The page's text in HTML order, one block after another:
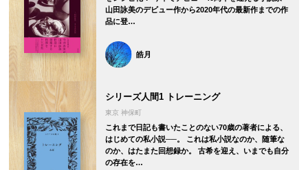
山田詠美のデビュー作から2020年代の最新作までの作
品に登…
皓月
シリーズ人間1 トレーニング
東京 神保町
これまで日記も書いたことのない70歳の著者による、
はじめての私小説──。 これは私小説なのか、随筆な
のか、はたまた回想録か。 古希を迎え、いまでも自分
の存在を…